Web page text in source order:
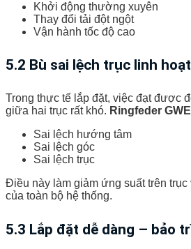
Khởi động thường xuyên
Thay đổi tải đột ngột
Vận hành tốc độ cao
5.2 Bù sai lệch trục linh hoạt
Trong thực tế lắp đặt, việc đạt được
giữa hai trục rất khó. Ringfeder
Sai lệch hướng tâm
Sai lệch góc
Sai lệch trục
Điều này làm giảm ứng suất trên trục
của toàn bộ hệ thống.
5.3 Lắp đặt dễ dàng – bảo